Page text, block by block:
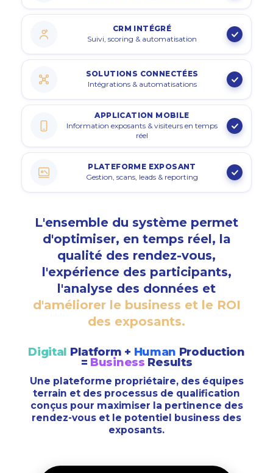
CRM INTÉGRÉ
Suivi, scoring & automatisation
SOLUTIONS CONNECTÉES
Intégrations & automatisations
APPLICATION MOBILE
Information exposants & visiteurs en temps
réel
PLATEFORME EXPOSANT
Gestion, scans, leads & reporting
L'ensemble du système permet
d'optimiser, en temps réel, la
qualité des rendez-vous,
l'expérience des participants,
l'analyse des données et
d'améliorer le business et le ROI
des exposants.
Digital Platform + Human Production
= Business Results
Une plateforme propriétaire, des équipes
terrain et des processus de qualification
conçus pour maximiser la pertinence des
rendez-vous et le potentiel business des
exposants.